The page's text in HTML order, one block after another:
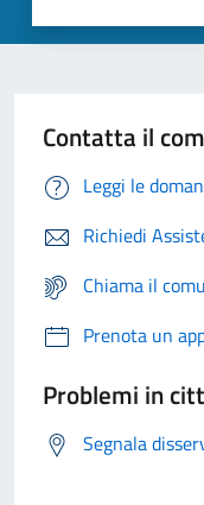
Contatta il
Leggi le
Richiedi
Chiama il
Prenota un
Problemi in
Segnala